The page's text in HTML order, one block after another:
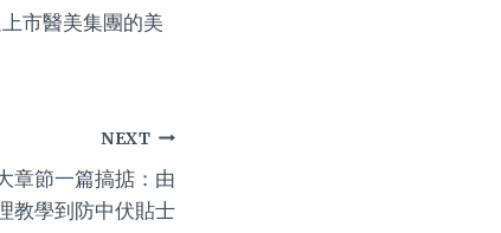
市醫美集團的美
NEXT
章節一篇搞掂：由
教學到防中伏貼士